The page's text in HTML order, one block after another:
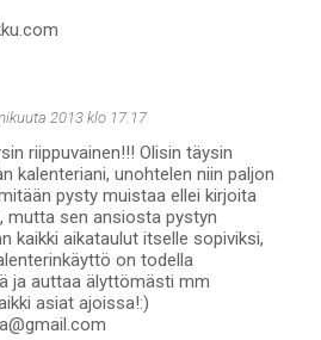
2013 klo 17.17
riippuvainen!!! Olisin täysin
kalenteriani, unohtelen niin paljon
pysty muistaa ellei kirjoita
mutta sen ansiosta pystyn
kaikki aikataulut itselle sopiviksi,
on todella
ja auttaa älyttömästi mm
asiat ajoissa!:)